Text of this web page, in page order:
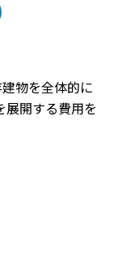
物を全体的に
展開する費用を